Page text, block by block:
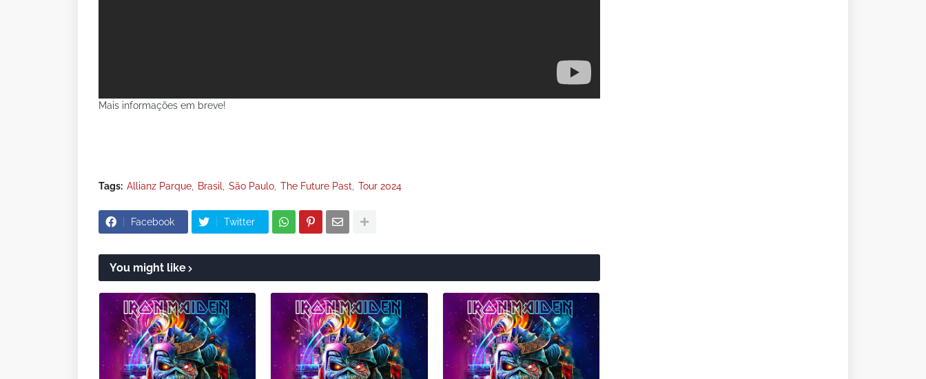
Mais informações em breve!
Tags: Allianz Parque Brasil São Paulo The Future Past Tour 2024
Facebook Twitter
You might like